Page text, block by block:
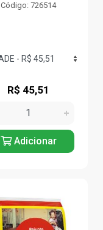
Código: 726514
R$ 45,51
Adicionar